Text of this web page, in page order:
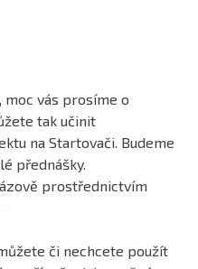
moc vás prosíme o
tak učinit
na Startovači. Budeme
přednášky.
prostřednictvím
či nechcete použít